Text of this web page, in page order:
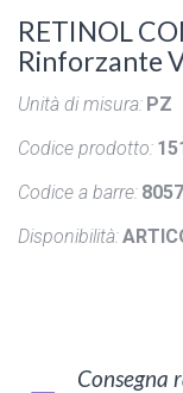
RETINOL
Rinforzante
Unità di misura: PZ
Codice prodotto:
Codice a barre:
Disponibilità:
Consegna